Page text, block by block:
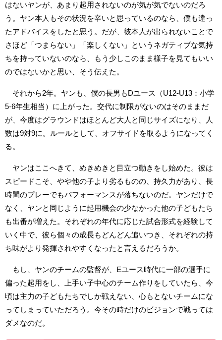
はないヤンが、あまり起用されないのが気が気でないのだろ
う。ヤン本人もその状況を辛いと思っているのなら、僕も違っ
たアドバイスをしたと思う。だが、彼本人が出られないことで
さほど「つまらない」「楽しくない」というネガティブな気持
ちを持っていないのなら、もう少しこのまま様子を見てもいい
のではないかと思い、そう伝えた。
それから2年。ヤンも、僕の長男もDユース（U12-U13：小学
5-6年生相当）に上がった。交代に制限がないのはそのままだ
が、今度はグラウンドはほとんど大人と同じサイズになり、人
数は9対9に。ルールとして、オフサイドを取るようになってく
る。
ヤンはここへきて、めきめきと目立つ動きをし始めた。彼は
スピードこそ、やや他の子より劣るものの、持久力があり、長
時間のプレーでもパフォーマンスが落ちないのだ。ヤンだけで
なく、ヤンと同じように起用機会の少なかった他の子どもたち
も出番が増えた。それぞれの年代に応じた試合形式を経験して
いく中で、彼ら個々の成長もどんどん追いつき、それぞれの持
ち味がより発揮されやすくなったと言えるだろうか。
もし、ヤンのチームの監督が、Eユース時代に一部の選手に
偏った起用をし、上手い子中心のチーム作りをしていたら、今
頃は主力の子どもたちでしか戦えない、心もとないチームにな
ってしまっていただろう。今その時だけのビジョンで戦っては
ダメなのだ。